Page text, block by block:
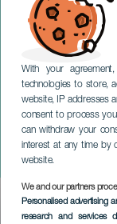
With your
technologies to store,
website, IP addresses
consent to process
can withdraw your
interest at any time by
website.
We and our partners
Personalised advertising
research and services
Harry
GRAN
Imagen
Listado